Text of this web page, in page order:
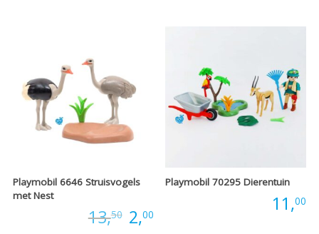
Playmobil 6646 Struisvogels
met Nest
13,50 Oorspronkelijke
2,00Huidige
Playmobil 70295 Dierentuin
11,00